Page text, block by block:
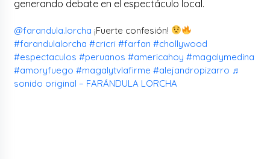
generando debate en el espectáculo local.
@farandula.lorcha ¡Fuerte confesión!
#farandulalorcha #cricri #farfan #chollywood
#espectaculos #peruanos #americahoy #magalymedina
#amoryfuego #magalytvlafirme #alejandropizarro ♬
sonido original – FARÁNDULA LORCHA